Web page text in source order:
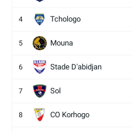
4 Tchologo
5 Mouna
6 Stade D'abidjan
7 Sol
8 CO Korhogo